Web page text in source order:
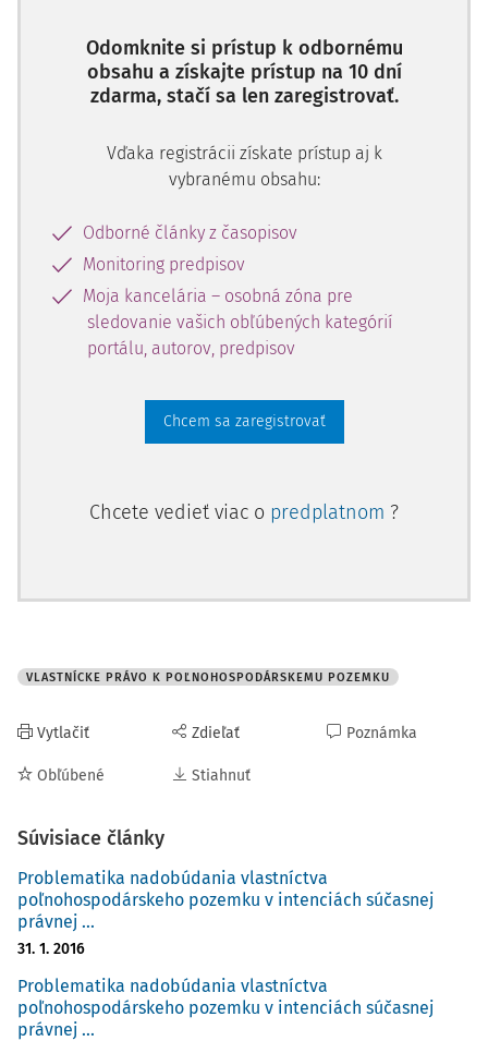
Odomknite si prístup k odbornému
obsahu a získajte prístup na 10 dní
zdarma, stačí sa len zaregistrovať.
Vďaka registrácii získate prístup aj k
vybranému obsahu:
Odborné články z časopisov
Monitoring predpisov
Moja kancelária – osobná zóna pre
sledovanie vašich obľúbených kategórií
portálu, autorov, predpisov
Chcem sa zaregistrovať
Chcete vedieť viac o predplatnom ?
VLASTNÍCKE PRÁVO K POĽNOHOSPODÁRSKEMU POZEMKU
Vytlačiť
Obľúbené
Zdieľať
Stiahnuť
Poznámka
Súvisiace články
Problematika nadobúdania vlastníctva
poľnohospodárskeho pozemku v intenciách súčasnej
právnej ...
31. 1. 2016
Problematika nadobúdania vlastníctva
poľnohospodárskeho pozemku v intenciách súčasnej
právnej ...